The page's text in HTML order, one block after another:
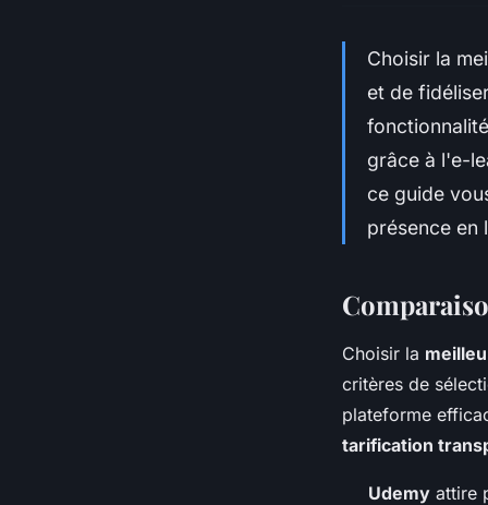
Choisir la
et de
grâce à l'e-
ce guide
présence en
Choisir la
critères de
plateforme
tarification
Udemy attire